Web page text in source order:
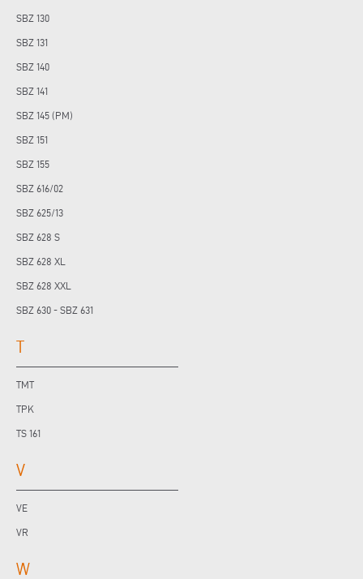
SBZ 130
SBZ 131
SBZ 140
SBZ 141
SBZ 145 (PM)
SBZ 151
SBZ 155
SBZ 616/02
SBZ 625/13
SBZ 628 S
SBZ 628 XL
SBZ 628 XXL
SBZ 630 - SBZ 631
T
TMT
TPK
TS 161
V
VE
VR
W